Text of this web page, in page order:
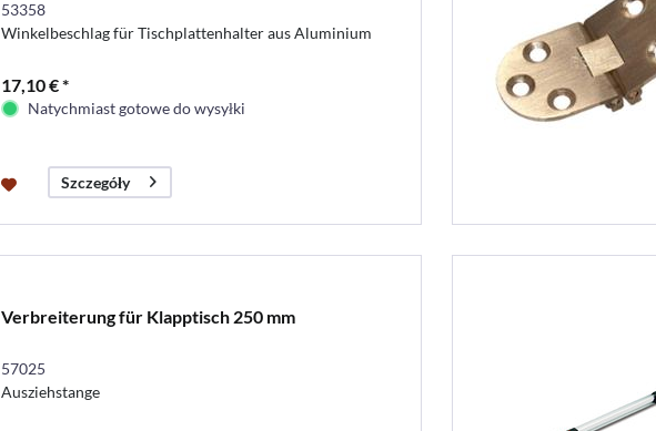
53358
Winkelbeschlag für Tischplattenhalter aus Aluminium
17,10 € *
Natychmiast gotowe do wysyłki
Szczegóły
Verbreiterung für Klapptisch 250 mm
57025
Ausziehstange